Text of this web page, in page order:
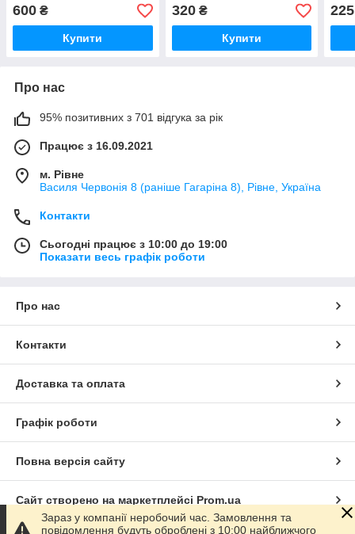
600 ₴
Купити
320₴
Купити
225
Про нас
95% позитивних з 701 відгука за рік
Працює з 16.09.2021
м. Рівне
Василя Червонія 8 (раніше Гагаріна 8), Рівне, Україна
Контакти
Сьогодні працює з 10:00 до 19:00
Показати весь графік роботи
Про нас
Контакти
Доставка та оплата
Графік роботи
Повна версія сайту
Сайт створено на маркетплейсі Prom.ua
Зараз у компанії неробочий час. Замовлення та
повідомлення будуть оброблені з 10:00 найближчого